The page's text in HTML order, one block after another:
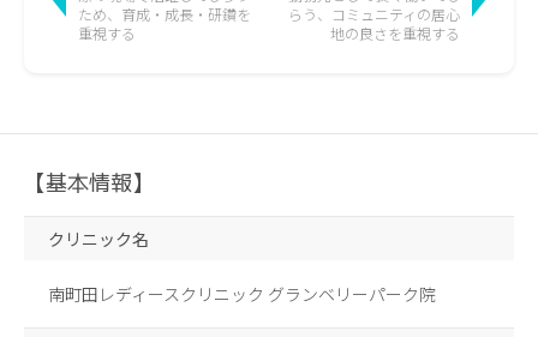
ため、育成・成長・研鑽を
重視する
らう、
コミュニティの居心
地の良さを重視する
【基本情報】
クリニック名
南町田レディースクリニック グランベリーパーク院